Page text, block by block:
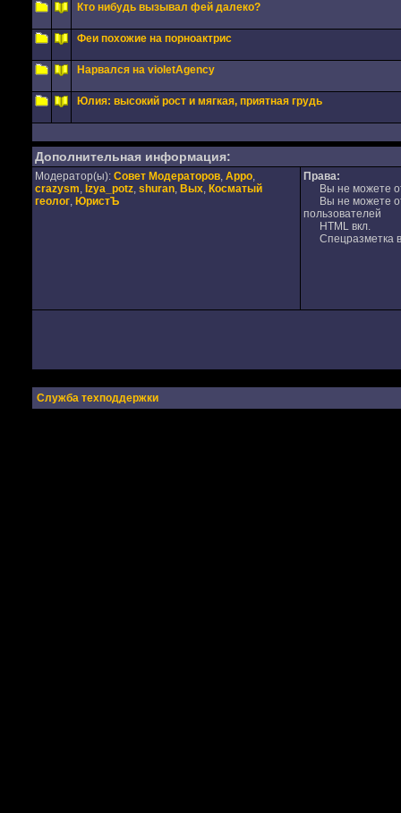
Кто нибудь вызывал фей далеко?
Феи похожие на порноактрис
Нарвался на violetAgency
Юлия: высокий рост и мягкая, приятная грудь
Дополнительная информация:
Модератор(ы): Совет Модераторов, Appo,
crazysm, Izya_potz, shuran, Вых, Косматый
геолог, ЮристЪ
Права:
Вы не можете
Вы не можете
пользователей
HTML вкл.
Спецразметка
Служба техподдержки